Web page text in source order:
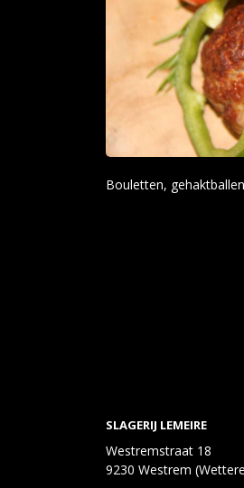
Bouletten,
SLAGERIJ LEMEIRE
Westremstraat 18
9230 Westrem